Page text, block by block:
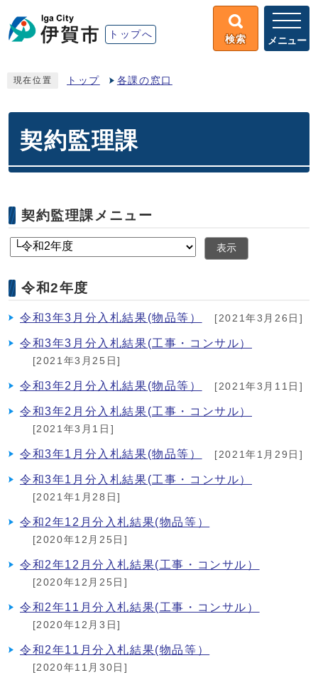
トップへ 検索 メニュー
現在位置 トップ 各課の窓口
契約監理課
契約監理課メニュー
表示
令和2年度
令和3年3月分入札結果(物品等） [2021年3月26日]
令和3年3月分入札結果(工事・コンサル）
[2021年3月25日]
令和3年2月分入札結果(物品等） [2021年3月11日]
令和3年2月分入札結果(工事・コンサル）
[2021年3月1日]
令和3年1月分入札結果(物品等） [2021年1月29日]
令和3年1月分入札結果(工事・コンサル）
[2021年1月28日]
令和2年12月分入札結果(物品等）
[2020年12月25日]
令和2年12月分入札結果(工事・コンサル）
[2020年12月25日]
令和2年11月分入札結果(工事・コンサル）
[2020年12月3日]
令和2年11月分入札結果(物品等）
[2020年11月30日]